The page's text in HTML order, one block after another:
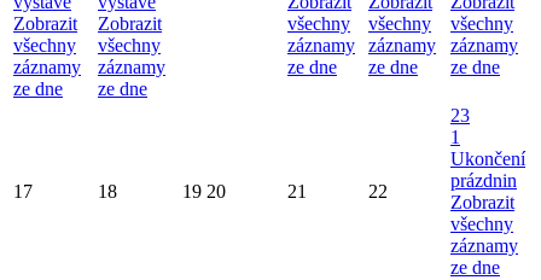
Zobrazit
všechny
záznamy
ze dne
Zobrazit
všechny
záznamy
ze dne
všechny
záznamy
ze dne
všechny
záznamy
ze dne
všechny
záznamy
ze dne
17 18 19 20 21 22
23
1
Ukončení
prázdnin
Zobrazit
všechny
záznamy
ze dne